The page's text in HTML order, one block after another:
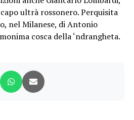
ultrà rossonero. Perquisita
nel Milanese, di Antonio
cosca della ‘ndrangheta.